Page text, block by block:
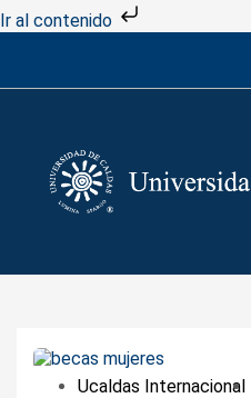
Ir al contenido
Ucaldas Internacional